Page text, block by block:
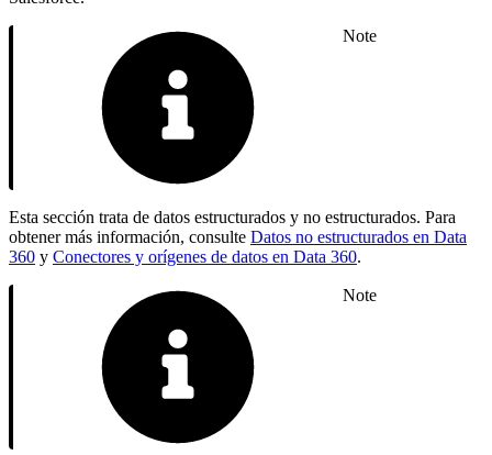
Note
Esta sección trata de datos estructurados y no estructurados. Para
obtener más información, consulte Datos no estructurados en Data
360 y Conectores y orígenes de datos en Data 360.
Note